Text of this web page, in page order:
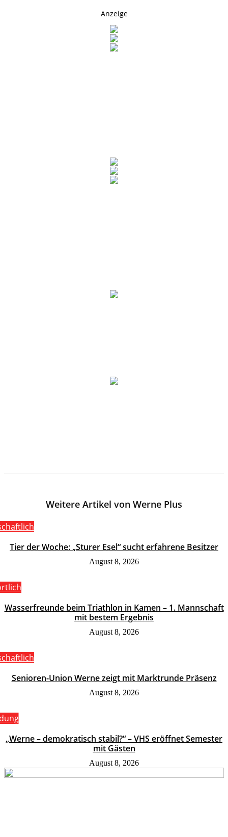
Anzeige
Weitere Artikel von Werne Plus
Tier der Woche: „Sturer Esel“ sucht erfahrene Besitzer
August 8, 2026
Wasserfreunde beim Triathlon in Kamen – 1. Mannschaft
mit bestem Ergebnis
August 8, 2026
Senioren-Union Werne zeigt mit Marktrunde Präsenz
August 8, 2026
„Werne – demokratisch stabil?“ – VHS eröffnet Semester
mit Gästen
August 8, 2026